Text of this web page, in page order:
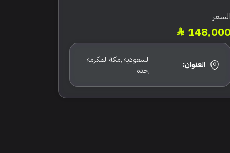
العنوان:
السعودية ,مكة المكرمة
,جدة